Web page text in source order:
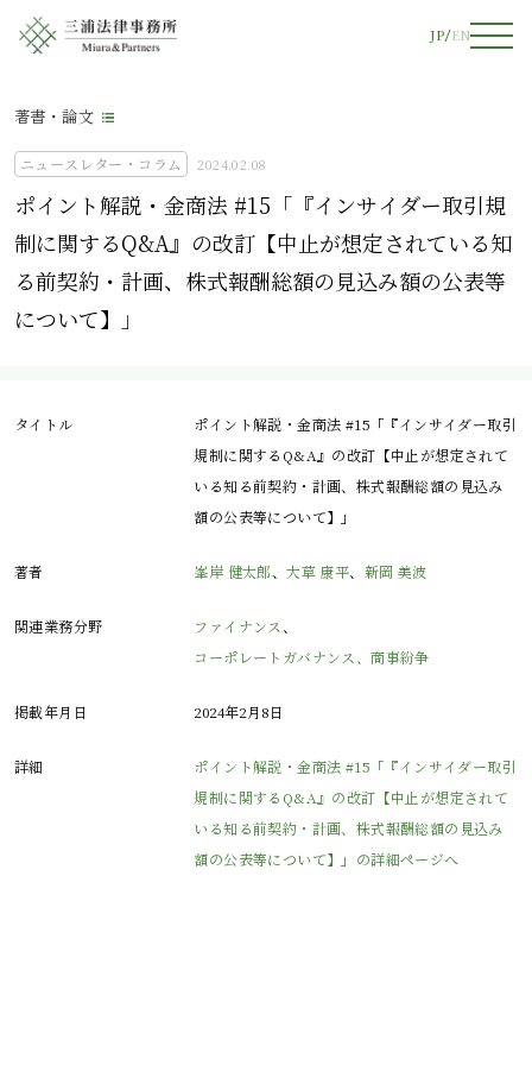
JP EN
著書・論文
ニュースレター・コラム 2024.02.08
ポイント解説・金商法 #15「『インサイダー取引規
制に関するQ&A』の改訂【中止が想定されている知
る前契約・計画、株式報酬総額の見込み額の公表等
について】」
タイトル
ポイント解説・金商法 #15「『インサイダー取引
規制に関するQ&A』の改訂【中止が想定されて
いる知る前契約・計画、株式報酬総額の見込み
額の公表等について】」
著者 峯岸 健太郎、大草 康平、 新岡 美波
関連業務分野 ファイナンス、
コーポレートガバナンス、商事紛争
掲載年月日 2024年2月8日
詳細
ポイント解説・金商法 #15「『インサイダー取引
規制に関するQ&A』の改訂【中止が想定されて
いる知る前契約・計画、株式報酬総額の見込み
額の公表等について】」の詳細ページへ